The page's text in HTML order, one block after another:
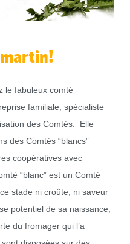
le fabuleux comté
familiale, spécialiste
des Comtés. Elle
des Comtés “blancs”
coopératives avec
“blanc” est un Comté
stade ni croûte, ni saveur
potentiel de sa naissance,
du fromager qui l’a